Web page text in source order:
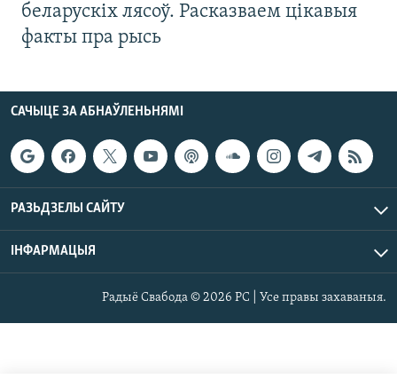
беларускіх лясоў. Расказваем цікавыя
факты пра рысь
САЧЫЦЕ ЗА АБНАЎЛЕНЬНЯМІ
РАЗЬДЗЕЛЫ САЙТУ
ІНФАРМАЦЫЯ
Радыё Свабода © 2026 РС | Усе правы захаваныя.